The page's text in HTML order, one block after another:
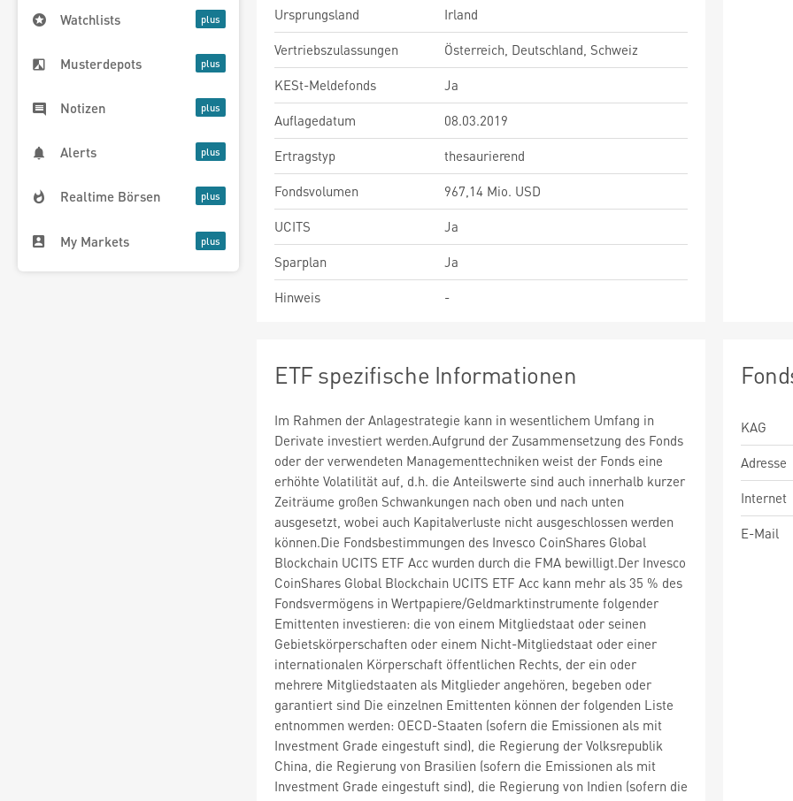
Watchlists
Musterdepots
Notizen
Alerts
Realtime Börsen
My Markets
Ursprungsland
Irland
Vertriebszulassungen
Österreich, Deutschland, Schweiz
KESt-Meldefonds
Ja
Auflagedatum
08.03.2019
Ertragstyp
thesaurierend
Fondsvolumen
967,14 Mio. USD
UCITS
Ja
Sparplan
Ja
Hinweis
-
ETF spezifische Informationen
Im Rahmen der Anlagestrategie kann in wesentlichem Umfang in
Derivate investiert werden.Aufgrund der Zusammensetzung des Fonds
oder der verwendeten Managementtechniken weist der Fonds eine
erhöhte Volatilität auf, d.h. die Anteilswerte sind auch innerhalb kurzer
Zeiträume großen Schwankungen nach oben und nach unten
ausgesetzt, wobei auch Kapitalverluste nicht ausgeschlossen werden
können.Die Fondsbestimmungen des Invesco CoinShares Global
Blockchain UCITS ETF Acc wurden durch die FMA bewilligt.Der Invesco
CoinShares Global Blockchain UCITS ETF Acc kann mehr als 35 % des
Fondsvermögens in Wertpapiere/Geldmarktinstrumente folgender
Emittenten investieren: die von einem Mitgliedstaat oder seinen
Gebietskörperschaften oder einem Nicht-Mitgliedstaat oder einer
internationalen Körperschaft öffentlichen Rechts, der ein oder
mehrere Mitgliedstaaten als Mitglieder angehören, begeben oder
garantiert sind Die einzelnen Emittenten können der folgenden Liste
entnommen werden: OECD-Staaten (sofern die Emissionen als mit
Investment Grade eingestuft sind), die Regierung der Volksrepublik
China, die Regierung von Brasilien (sofern die Emissionen als mit
Investment Grade eingestuft sind), die Regierung von Indien (sofern die
KAG
Adresse
Internet
E-Mail